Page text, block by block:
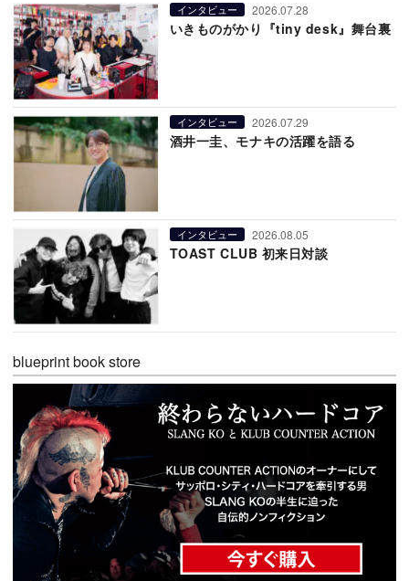
インタビュー 2026.07.28
いきものがかり『tiny desk』舞台裏
インタビュー 2026.07.29
酒井一圭、モナキの活躍を語る
インタビュー 2026.08.05
TOAST CLUB 初来日対談
blueprint book store